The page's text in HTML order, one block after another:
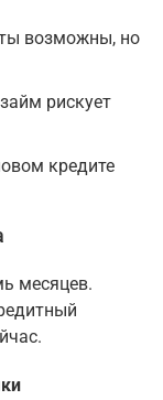
возможны, но
рискует
кредите
месяцев.